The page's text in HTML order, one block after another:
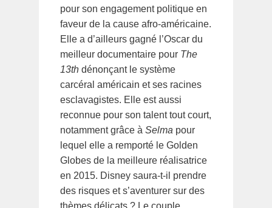
pour son engagement politique en
faveur de la cause afro-américaine.
Elle a d’ailleurs gagné l’Oscar du
meilleur documentaire pour The
13th dénonçant le système
carcéral américain et ses racines
esclavagistes. Elle est aussi
reconnue pour son talent tout court,
notamment grâce à Selma pour
lequel elle a remporté le Golden
Globes de la meilleure réalisatrice
en 2015. Disney saura-t-il prendre
des risques et s’aventurer sur des